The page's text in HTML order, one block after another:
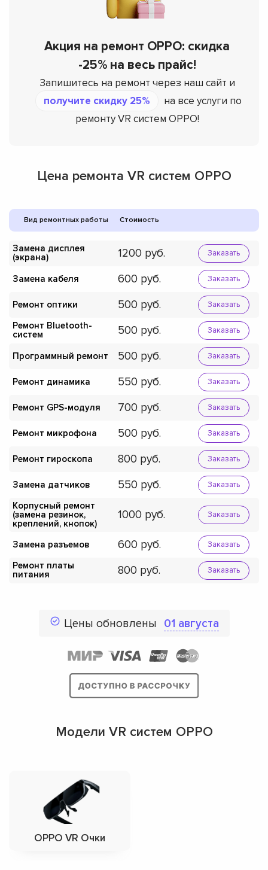
Акция на ремонт OPPO: скидка
-25% на весь прайс!
Запишитесь на ремонт через наш сайт и
получите скидку 25%
на все услуги по
ремонту VR систем OPPO!
Цена ремонта VR систем OPPO
Вид ремонтных работы Стоимость
Замена дисплея
(экрана)
1200 Заказать
Замена кабеля 600 Заказать
Ремонт оптики 500 Заказать
Ремонт Bluetooth-
систем
500 Заказать
Программный ремонт 500 Заказать
Ремонт динамика 550 Заказать
Ремонт GPS-модуля 700 Заказать
Ремонт микрофона 500 Заказать
Ремонт гироскопа 800 Заказать
Замена датчиков 550 Заказать
Корпусный ремонт
(замена резинок,
креплений, кнопок)
1000 Заказать
Замена разъемов 600 Заказать
Ремонт платы
питания
800 Заказать
Цены обновлены 01 августа
Модели VR систем OPPO
OPPO VR Очки